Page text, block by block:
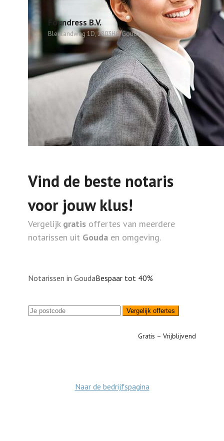
Foundress B.V.
Bleulandweg 1D, 2803HG Gouda
Vind de beste notaris
voor jouw klus!
Vergelijk gratis offertes van meerdere
notarissen uit Gouda en omgeving.
Notarissen in GoudaBespaar tot 40%
Vergelijk offertes
Gratis – Vrijblijvend
Naar de bedrijfspagina